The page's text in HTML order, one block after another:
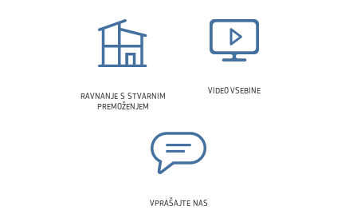
RAVNANJE S STVARNIM
PREMOŽENJEM
VIDEO VSEBINE
VPRAŠAJTE NAS